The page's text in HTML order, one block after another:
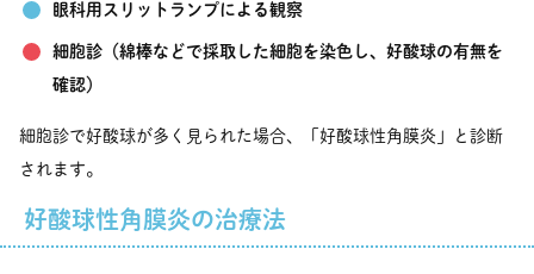
眼科用スリットランプによる観察
細胞診（綿棒などで採取した細胞を染色し、好酸球の有無を
確認）
細胞診で好酸球が多く見られた場合、「好酸球性角膜炎」と診断
されます。
好酸球性角膜炎の治療法